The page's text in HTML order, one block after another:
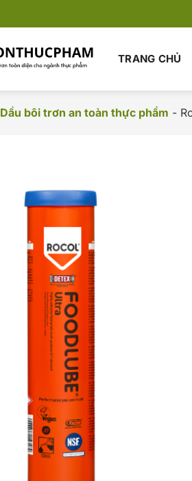
TRANG CHỦ
Dầu bôi trơn an toàn thực phẩm -